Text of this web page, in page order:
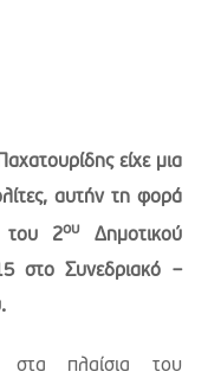
είχε μια
αυτήν τη φορά
του 2ου
Δημοτικού
στο Συνεδριακό –
στα πλαίσια του